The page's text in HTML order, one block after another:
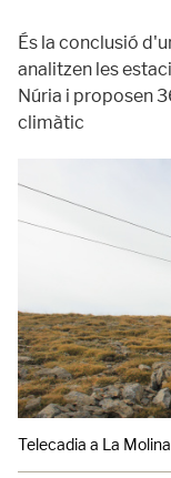
És la conclusió
analitzen les
Núria i proposen
climàtic
Telecadia a La Molina